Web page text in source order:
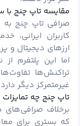
مقایسه تاپ چنج با
صرافی تاپ چنج
کاربران ایرانی،
ارزهای دیجیتال و
اما این پلتفرم
تراکنش‌ها
غیرمتمرکز دیگر
تاپ چنج چه
که بستری برای